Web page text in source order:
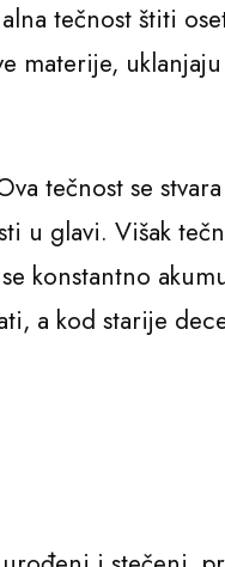
tečnost štiti
materije,
tečnost se
u glavi. Višak
konstantno
a kod starije